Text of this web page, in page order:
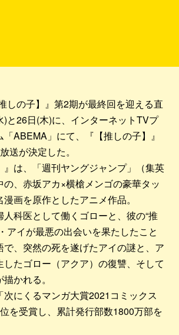
しの子】』第2期が最終回を迎える直
)と26日(木)に、インターネットTVプ
ABEMA」にて、『【推しの子】』
送が決定した。
』は、「週刊ヤングジャンプ」（集英
の、赤坂アカ×横槍メンゴの豪華タッ
画を原作としたアニメ作品。
科医として働くゴローと、彼の“推
アイが最悪の出会いを果たしたこと
で、突然の死を遂げたアイの謎と、ア
したゴロー（アクア）の復讐、そして
かれる。
次にくるマンガ大賞2021コミックス
を受賞し、累計発行部数1800万部を